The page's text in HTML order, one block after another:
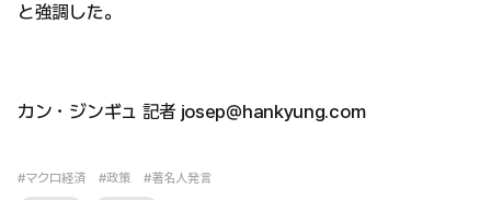
と強調した。
カン・ジンギュ 記者 josep@hankyung.com
#マクロ経済 #政策 #著名人発言